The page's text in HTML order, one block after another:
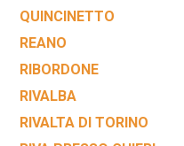
QUINCINETTO
REANO
RIBORDONE
RIVALBA
RIVALTA DI TORINO